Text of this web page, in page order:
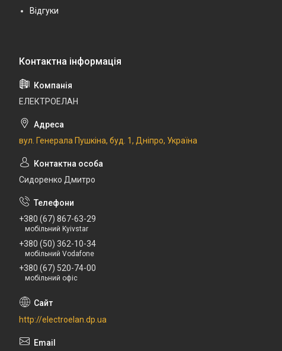
Відгуки
ЕЛЕКТРОЕЛАН
вул. Генерала Пушкіна, буд. 1, Дніпро, Україна
Сидоренко Дмитро
+380 (67) 867-63-29
мобільний Kyivstar
+380 (50) 362-10-34
мобільний Vodafone
+380 (67) 520-74-00
мобільний офіс
http://electroelan.dp.ua